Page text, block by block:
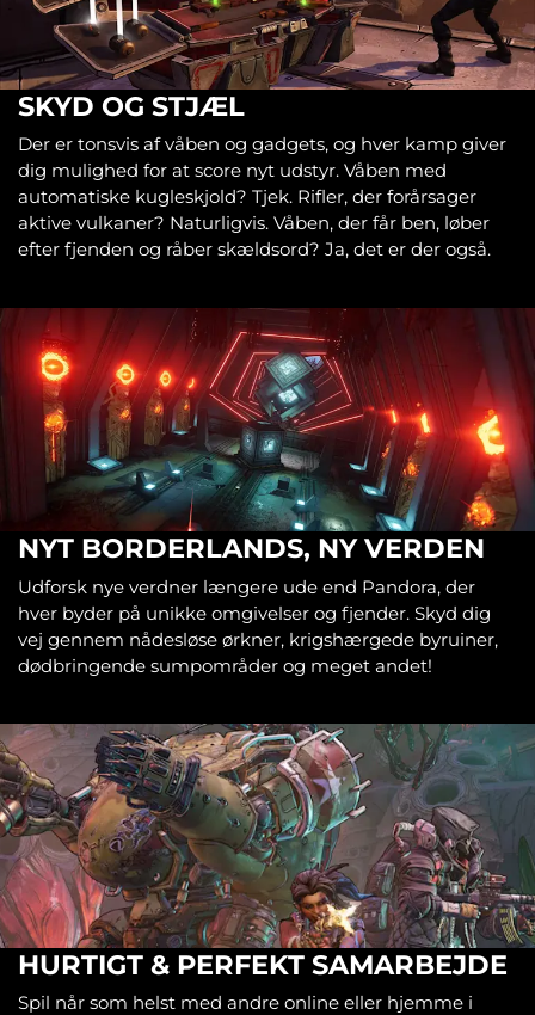
SKYD OG STJÆL
Der er tonsvis af våben og gadgets, og hver kamp giver
dig mulighed for at score nyt udstyr. Våben med
automatiske kugleskjold? Tjek. Rifler, der forårsager
aktive vulkaner? Naturligvis. Våben, der får ben, løber
efter fjenden og råber skældsord? Ja, det er der også.
NYT BORDERLANDS, NY VERDEN
Udforsk nye verdner længere ude end Pandora, der
hver byder på unikke omgivelser og fjender. Skyd dig
vej gennem nådesløse ørkner, krigshærgede byruiner,
dødbringende sumpområder og meget andet!
HURTIGT & PERFEKT SAMARBEJDE
Spil når som helst med andre online eller hjemme i